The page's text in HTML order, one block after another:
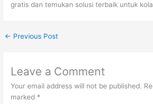
gratis dan temukan solusi terbaik untuk
← Previous Post
Leave a Comment
Your email address will not be published.
marked *